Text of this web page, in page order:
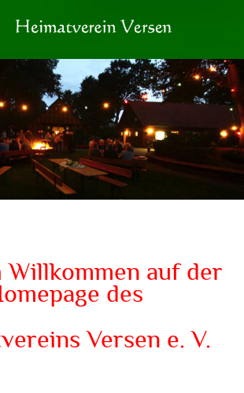
Willkommen auf der
des
Versen e. V.